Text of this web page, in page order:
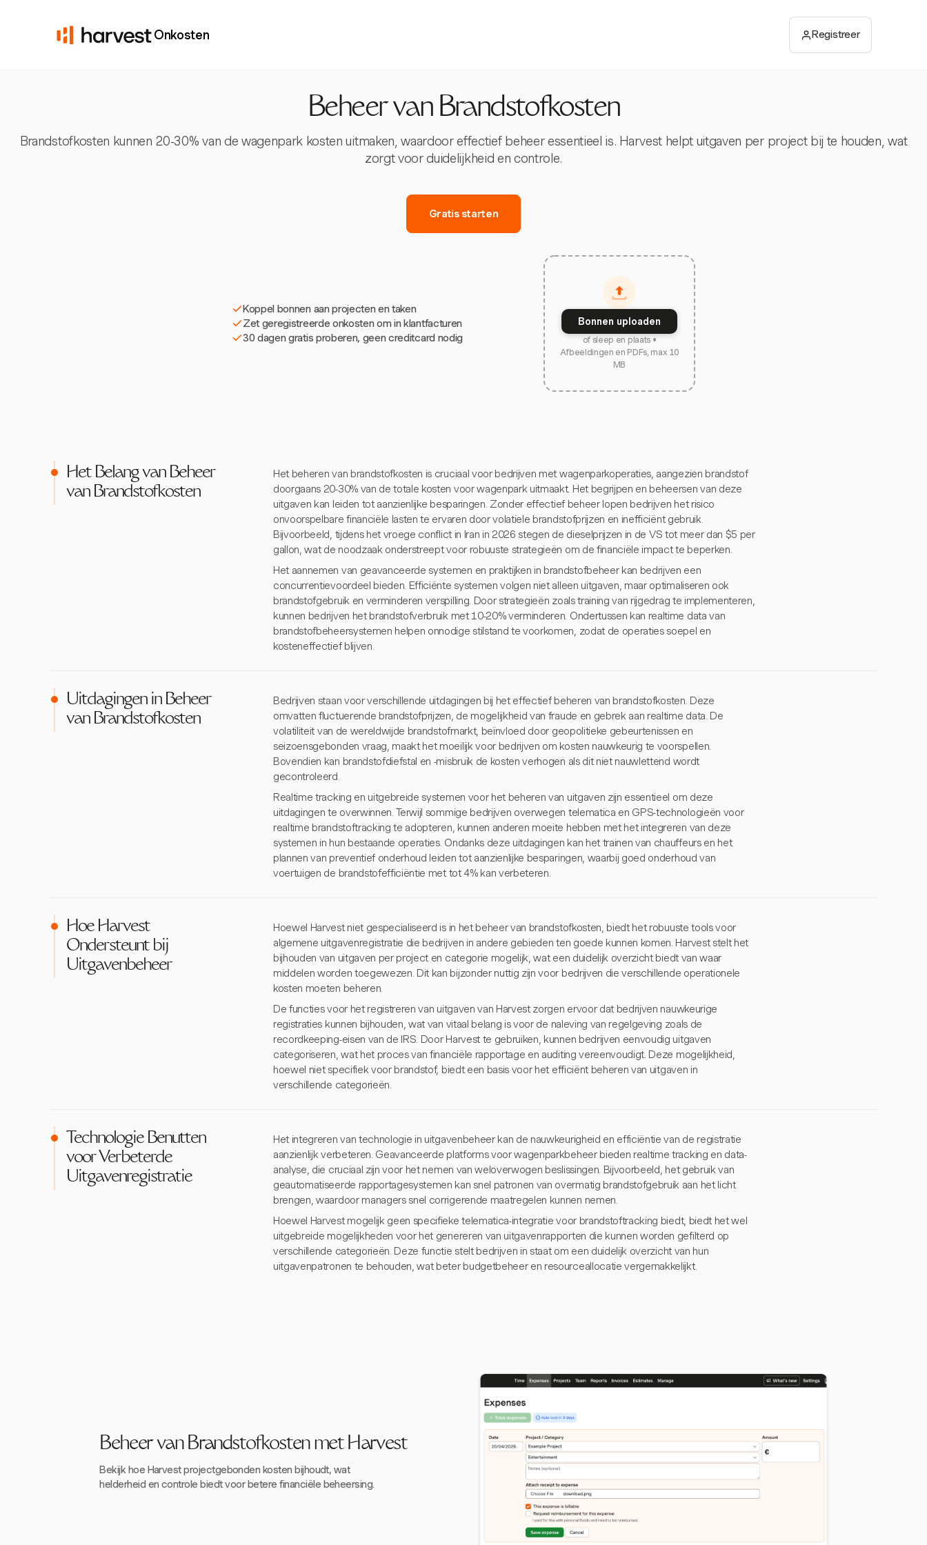
Onkosten Registreer
Beheer van Brandstofkosten
Brandstofkosten kunnen 20-30% van de wagenpark kosten uitmaken, waardoor effectief beheer essentieel is. Harvest helpt uitgaven per project bij te houden, wat
zorgt voor duidelijkheid en controle.
Gratis starten
Koppel bonnen aan projecten en taken
Zet geregistreerde onkosten om in klantfacturen
30 dagen gratis proberen, geen creditcard nodig
Bonnen uploaden
of sleep en plaats •
Afbeeldingen en PDFs, max 10
MB
Het Belang van Beheer
van Brandstofkosten
Het beheren van brandstofkosten is cruciaal voor bedrijven met wagenparkoperaties, aangezien brandstof
doorgaans 20-30% van de totale kosten voor wagenpark uitmaakt. Het begrijpen en beheersen van deze
uitgaven kan leiden tot aanzienlijke besparingen. Zonder effectief beheer lopen bedrijven het risico
onvoorspelbare financiële lasten te ervaren door volatiele brandstofprijzen en inefficiënt gebruik.
Bijvoorbeeld, tijdens het vroege conflict in Iran in 2026 stegen de dieselprijzen in de VS tot meer dan $5 per
gallon, wat de noodzaak onderstreept voor robuuste strategieën om de financiële impact te beperken.
Het aannemen van geavanceerde systemen en praktijken in brandstofbeheer kan bedrijven een
concurrentievoordeel bieden. Efficiënte systemen volgen niet alleen uitgaven, maar optimaliseren ook
brandstofgebruik en verminderen verspilling. Door strategieën zoals training van rijgedrag te implementeren,
kunnen bedrijven het brandstofverbruik met 10-20% verminderen. Ondertussen kan realtime data van
brandstofbeheersystemen helpen onnodige stilstand te voorkomen, zodat de operaties soepel en
kosteneffectief blijven.
Uitdagingen in Beheer
van Brandstofkosten
Bedrijven staan voor verschillende uitdagingen bij het effectief beheren van brandstofkosten. Deze
omvatten fluctuerende brandstofprijzen, de mogelijkheid van fraude en gebrek aan realtime data. De
volatiliteit van de wereldwijde brandstofmarkt, beïnvloed door geopolitieke gebeurtenissen en
seizoensgebonden vraag, maakt het moeilijk voor bedrijven om kosten nauwkeurig te voorspellen.
Bovendien kan brandstofdiefstal en -misbruik de kosten verhogen als dit niet nauwlettend wordt
gecontroleerd.
Realtime tracking en uitgebreide systemen voor het beheren van uitgaven zijn essentieel om deze
uitdagingen te overwinnen. Terwijl sommige bedrijven overwegen telematica en GPS-technologieën voor
realtime brandstoftracking te adopteren, kunnen anderen moeite hebben met het integreren van deze
systemen in hun bestaande operaties. Ondanks deze uitdagingen kan het trainen van chauffeurs en het
plannen van preventief onderhoud leiden tot aanzienlijke besparingen, waarbij goed onderhoud van
voertuigen de brandstofefficiëntie met tot 4% kan verbeteren.
Hoe Harvest
Ondersteunt bij
Uitgavenbeheer
Hoewel Harvest niet gespecialiseerd is in het beheer van brandstofkosten, biedt het robuuste tools voor
algemene uitgavenregistratie die bedrijven in andere gebieden ten goede kunnen komen. Harvest stelt het
bijhouden van uitgaven per project en categorie mogelijk, wat een duidelijk overzicht biedt van waar
middelen worden toegewezen. Dit kan bijzonder nuttig zijn voor bedrijven die verschillende operationele
kosten moeten beheren.
De functies voor het registreren van uitgaven van Harvest zorgen ervoor dat bedrijven nauwkeurige
registraties kunnen bijhouden, wat van vitaal belang is voor de naleving van regelgeving zoals de
recordkeeping-eisen van de IRS. Door Harvest te gebruiken, kunnen bedrijven eenvoudig uitgaven
categoriseren, wat het proces van financiële rapportage en auditing vereenvoudigt. Deze mogelijkheid,
hoewel niet specifiek voor brandstof, biedt een basis voor het efficiënt beheren van uitgaven in
verschillende categorieën.
Technologie Benutten
voor Verbeterde
Uitgavenregistratie
Het integreren van technologie in uitgavenbeheer kan de nauwkeurigheid en efficiëntie van de registratie
aanzienlijk verbeteren. Geavanceerde platforms voor wagenparkbeheer bieden realtime tracking en data-
analyse, die cruciaal zijn voor het nemen van weloverwogen beslissingen. Bijvoorbeeld, het gebruik van
geautomatiseerde rapportagesystemen kan snel patronen van overmatig brandstofgebruik aan het licht
brengen, waardoor managers snel corrigerende maatregelen kunnen nemen.
Hoewel Harvest mogelijk geen specifieke telematica-integratie voor brandstoftracking biedt, biedt het wel
uitgebreide mogelijkheden voor het genereren van uitgavenrapporten die kunnen worden gefilterd op
verschillende categorieën. Deze functie stelt bedrijven in staat om een duidelijk overzicht van hun
uitgavenpatronen te behouden, wat beter budgetbeheer en resourceallocatie vergemakkelijkt.
Beheer van Brandstofkosten met Harvest
Bekijk hoe Harvest projectgebonden kosten bijhoudt, wat
helderheid en controle biedt voor betere financiële beheersing.